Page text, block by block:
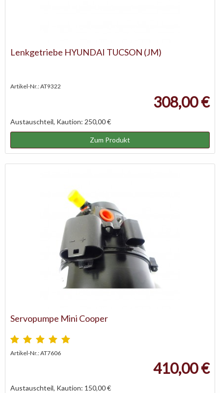
Lenkgetriebe HYUNDAI TUCSON (JM)
Artikel-Nr.: AT9322
308,00 €
Austauschteil, Kaution: 250,00 €
Zum Produkt
Servopumpe Mini Cooper
Artikel-Nr.: AT7606
410,00 €
Austauschteil, Kaution: 150,00 €